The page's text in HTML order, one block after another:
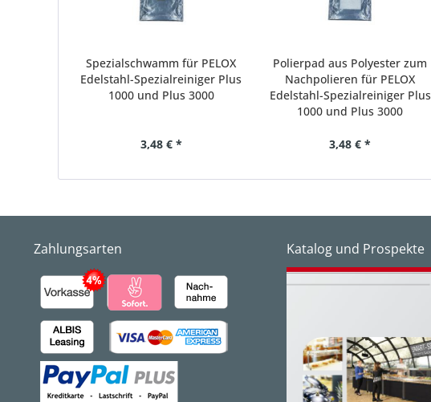
Spezialschwamm für PELOX
Edelstahl-Spezialreiniger Plus
1000 und Plus 3000
3,48 € *
Polierpad aus Polyester zum
Nachpolieren für PELOX
Edelstahl-Spezialreiniger Plus
1000 und Plus 3000
3,48 € *
Zahlungsarten Katalog und Prospekte